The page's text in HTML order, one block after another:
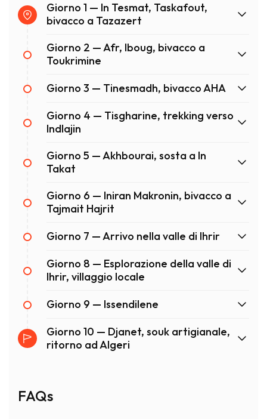
Giorno 1 — In Tesmat, Taskafout,
bivacco a Tazazert
Giorno 2 — Afr, Iboug, bivacco a
Toukrimine
Giorno 3 — Tinesmadh, bivacco AHA
Giorno 4 — Tisgharine, trekking verso
Indlajin
Giorno 5 — Akhbourai, sosta a In
Takat
Giorno 6 — Iniran Makronin, bivacco a
Tajmait Hajrit
Giorno 7 — Arrivo nella valle di Ihrir
Giorno 8 — Esplorazione della valle di
Ihrir, villaggio locale
Giorno 9 — Issendilene
Giorno 10 — Djanet, souk artigianale,
ritorno ad Algeri
FAQs